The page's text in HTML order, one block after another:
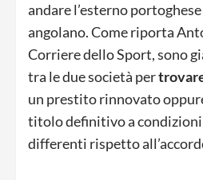
andare l’esterno
angolano. Come riporta
Corriere dello Sport, sono
tra le due società per
un prestito rinnovato
titolo definitivo a
differenti rispetto